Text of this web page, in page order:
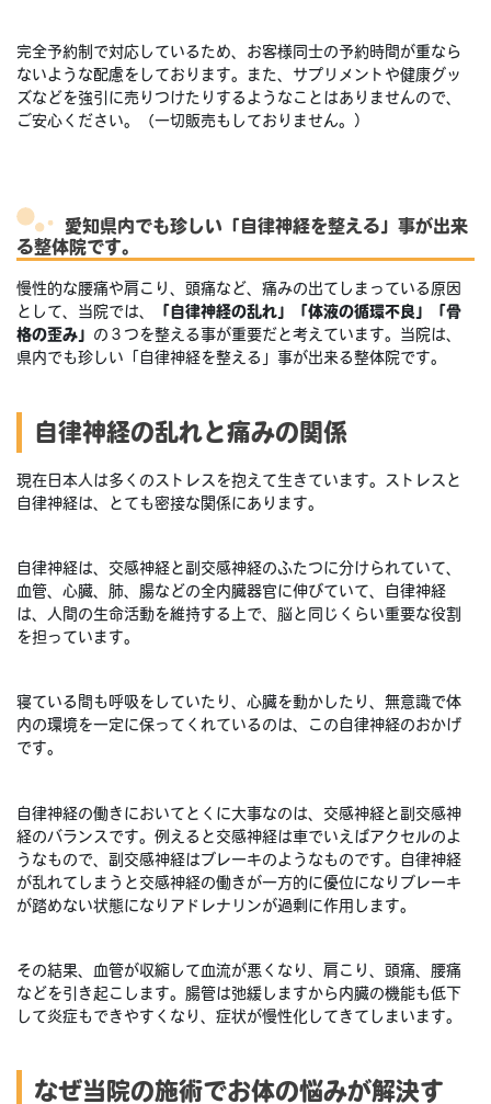
完全予約制で対応しているため、お客様同士の予約時間が重なら
ないような配慮をしております。また、サプリメントや健康グッ
ズなどを強引に売りつけたりするようなことはありませんので、
ご安心ください。（一切販売もしておりません。）
愛知県内でも珍しい「自律神経を整える」事が出来
る整体院です。
慢性的な腰痛や肩こり、頭痛など、痛みの出てしまっている原因
として、当院では、
「自律神経の乱れ」「体液の循環不良」「骨
格の歪み」 の３つを整える事が重要だと考えています。当院は、
県内でも珍しい「自律神経を整える」事が出来る整体院です。
自律神経の乱れと痛みの関係
現在日本人は多くのストレスを抱えて生きています。ストレスと
自律神経は、とても密接な関係にあります。
自律神経は、交感神経と副交感神経のふたつに分けられていて、
血管、心臓、肺、腸などの全内臓器官に伸びていて、自律神経
は、人間の生命活動を維持する上で、脳と同じくらい重要な役割
を担っています。
寝ている間も呼吸をしていたり、心臓を動かしたり、無意識で体
内の環境を一定に保ってくれているのは、この自律神経のおかげ
です。
自律神経の働きにおいてとくに大事なのは、交感神経と副交感神
経のバランスです。例えると交感神経は車でいえばアクセルのよ
うなもので、副交感神経はブレーキのようなものです。自律神経
が乱れてしまうと交感神経の働きが一方的に優位になりブレーキ
が踏めない状態になりアドレナリンが過剰に作用します。
その結果、血管が収縮して血流が悪くなり、肩こり、頭痛、腰痛
などを引き起こします。腸管は弛緩しますから内臓の機能も低下
して炎症もできやすくなり、症状が慢性化してきてしまいます。
なぜ当院の施術でお体の悩みが解決す